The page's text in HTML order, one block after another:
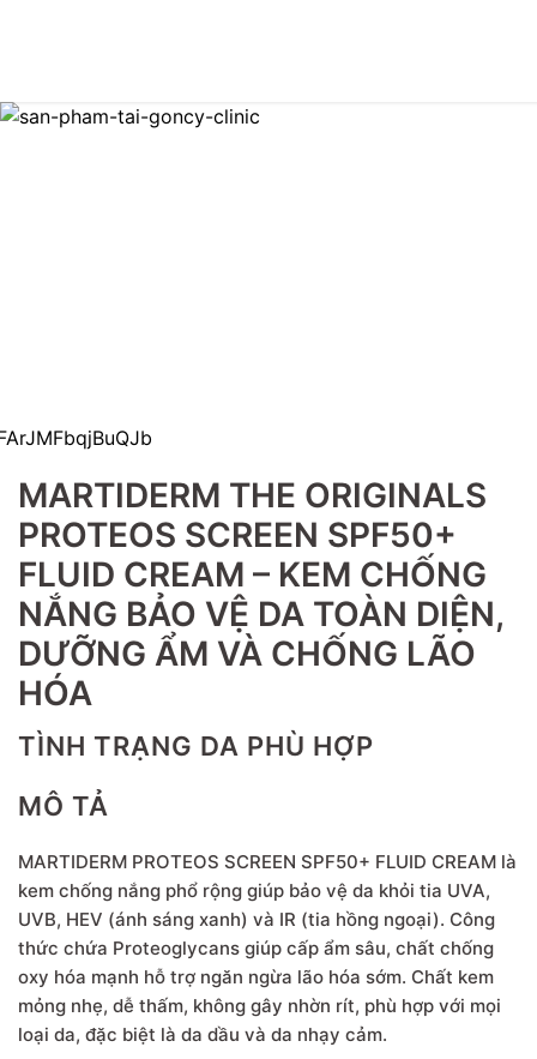
MARTIDERM THE ORIGINALS
PROTEOS SCREEN SPF50+
FLUID CREAM – KEM CHỐNG
NẮNG BẢO VỆ DA TOÀN DIỆN,
DƯỠNG ẨM VÀ CHỐNG LÃO
HÓA
TÌNH TRẠNG DA PHÙ HỢP
MÔ TẢ
MARTIDERM PROTEOS SCREEN SPF50+ FLUID CREAM là
kem chống nắng phổ rộng giúp bảo vệ da khỏi tia UVA,
UVB, HEV (ánh sáng xanh) và IR (tia hồng ngoại). Công
thức chứa Proteoglycans giúp cấp ẩm sâu, chất chống
oxy hóa mạnh hỗ trợ ngăn ngừa lão hóa sớm. Chất kem
mỏng nhẹ, dễ thấm, không gây nhờn rít, phù hợp với mọi
loại da, đặc biệt là da dầu và da nhạy cảm.